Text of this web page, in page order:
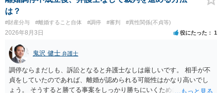
は？
#財産分与 #離婚すること自体 #調停 #審判 #異性関係(不貞等)
2026年8月3日 役にたった 1
鬼沢 健士 弁護士
調停ならまだしも、訴訟となると弁護士なしは厳しいです。 相手が不
貞をしていたのであれば、離婚が認められる可能性はかなり高いでし
ょう。 そうすると勝てる事案をしっかり勝ちにいくためにも弁護士委